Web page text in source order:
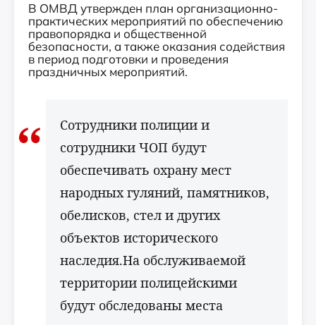
В ОМВД утвержден план организационно-
практических мероприятий по обеспечению
правопорядка и общественной
безопасности, а также оказания содействия
в период подготовки и проведения
праздничных мероприятий.
Сотрудники полиции и
сотрудники ЧОП будут
обеспечивать охрану мест
народных гуляний, памятников,
обелисков, стел и других
объектов исторического
наследия.На обслуживаемой
территории полицейскими
будут обследованы места